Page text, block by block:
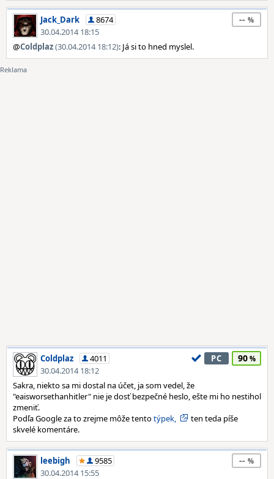
Jack_Dark
8674
30.04.2014 18:15
--
@Coldplaz(30.04.2014 18:12): Já si to hned myslel.
Coldplaz
4011
30.04.2014 18:12
PC 90
Sakra, niekto sa mi dostal na účet, ja som vedel, že
"eaisworsethanhitler" nie je dosť bezpečné heslo, ešte mi ho nestihol
zmeniť.
Podľa Google za to zrejme môže tentotýpek,
ten teda píše
skvelé komentáre.
leebigh
9585
30.04.2014 15:55
--